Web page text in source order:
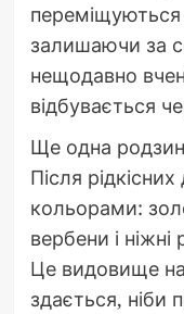
залишаючи за
нещодавно
відбувається
Ще одна
Після
кольорами:
вербени і
Це видовище
здається,